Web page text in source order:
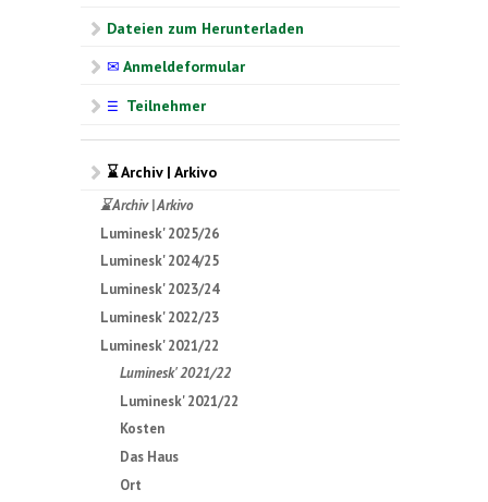
Dateien zum Herunterladen
✉ Anmeldeformular
☰ Teilnehmer
⌛ Archiv | Arkivo
⌛ Archiv | Arkivo
Luminesk' 2025/26
Luminesk' 2024/25
Luminesk' 2023/24
Luminesk' 2022/23
Luminesk' 2021/22
Luminesk' 2021/22
Luminesk' 2021/22
Kosten
Das Haus
Ort